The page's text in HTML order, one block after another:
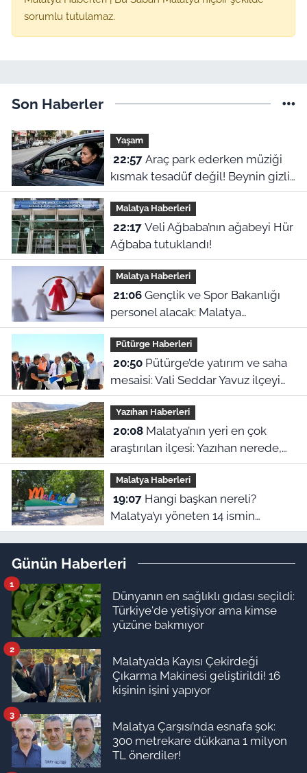
sorumlu tutulamaz.
Son Haberler
Yaşam
22:57Araç park ederken müziği
kısmak tesadüf değil! Beynin gizli
refleksiymiş
Malatya Haberleri
22:17Veli Ağbaba’nın ağabeyi Hür
Ağbaba tutuklandı!
Malatya Haberleri
21:06Gençlik ve Spor Bakanlığı
personel alacak: Malatya
kontenjanları ve başvuru detayları
belli oldu
Pütürge Haberleri
20:50Pütürge’de yatırım ve saha
mesaisi: Vali Seddar Yavuz ilçeyi
karış karış inceledi!
Yazıhan Haberleri
20:08Malatya’nın yeri en çok
araştırılan ilçesi: Yazıhan nerede,
Malatya’nın neresinde kalıyor?
Malatya Haberleri
19:07Hangi başkan nereli?
Malatya’yı yöneten 14 ismin
şaşırtan memleket haritası
Günün Haberleri
Dünyanın en sağlıklı gıdası seçildi:
Türkiye'de yetişiyor ama kimse
yüzüne bakmıyor
1
Malatya’da Kayısı Çekirdeği
Çıkarma Makinesi geliştirildi! 16
kişinin işini yapıyor
2
Malatya Çarşısı’nda esnafa şok:
300 metrekare dükkana 1 milyon
TL önerdiler!
3